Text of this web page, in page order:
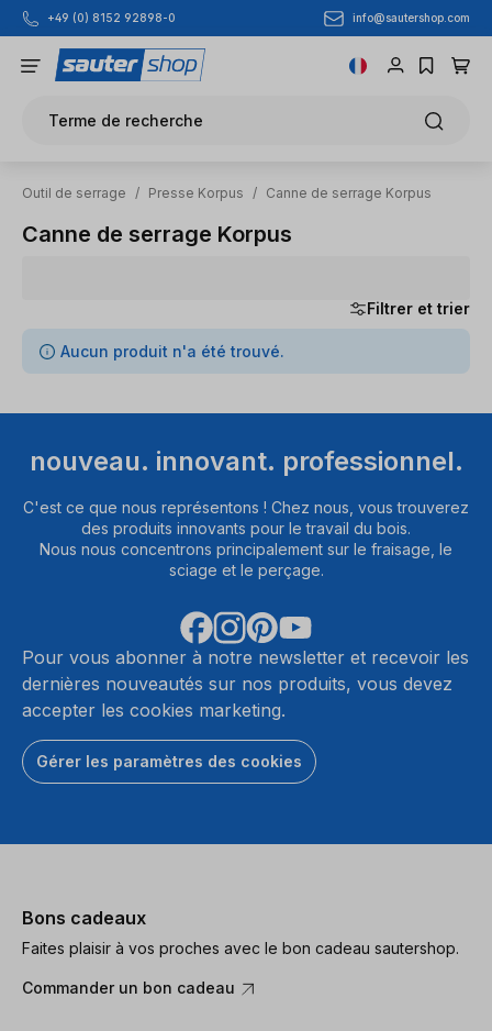
Passer au contenu principal
+49 (0) 8152 92898-0 info@sautershop.com
Terme de recherche
Outil de serrage / Presse Korpus / Canne de serrage Korpus
Canne de serrage Korpus
Filtrer et trier
0 articles trouvés
Aucun produit n'a été trouvé.
nouveau. innovant. professionnel.
C'est ce que nous représentons ! Chez nous, vous trouverez
des produits innovants pour le travail du bois.
Nous nous concentrons principalement sur le fraisage, le
sciage et le perçage.
Pour vous abonner à notre newsletter et recevoir les
dernières nouveautés sur nos produits, vous devez
accepter les cookies marketing.
Gérer les paramètres des cookies
Bons cadeaux
Faites plaisir à vos proches avec le bon cadeau sautershop.
Commander un bon cadeau